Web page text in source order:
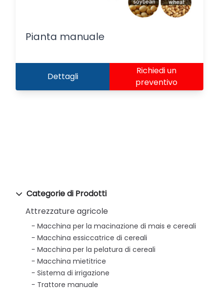
Categorie di Prodotti
Attrezzature agricole
Macchina per la macinazione di mais e cereali
Macchina essiccatrice di cereali
Macchina per la pelatura di cereali
Macchina mietitrice
Sistema di irrigazione
Trattore manuale
Pianta manuale
Dettagli
Richiedi un
preventivo